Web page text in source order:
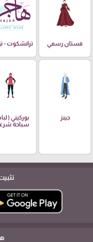
فستان رسمي ترانشكوت -
جينز
بوركيني (
سباحة